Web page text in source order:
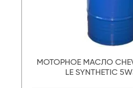
МОТОРНОЕ МАСЛО
LE SYNTHETIC